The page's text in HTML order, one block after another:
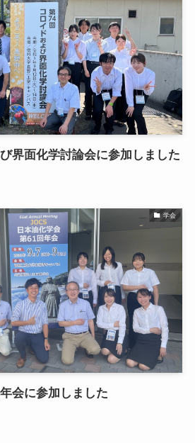
界面化学討論会に参加しました
学会
会に参加しました